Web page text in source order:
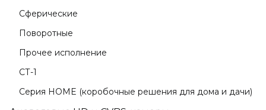
Сферические
Поворотные
Прочее исполнение
СТ-1
Серия HOME (коробочные решения для дома и дачи)